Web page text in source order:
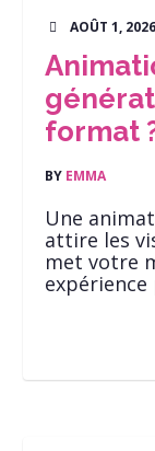
AOÛT 1, 2026
format
BY EMMA
Une
attire les
met votre